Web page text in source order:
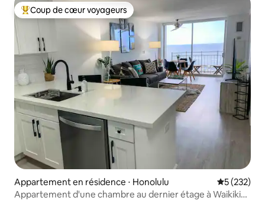
Coups de cœur voyageurs les plus appréciés
Coup de cœur voyageurs
Appartement en résidence ⋅ Honolulu Évaluation
5 (232)
Appartement d'une chambre au dernier étage à Waikiki